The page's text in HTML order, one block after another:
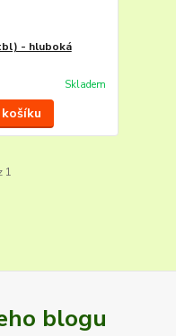
- hluboká
Skladem
1
blogu